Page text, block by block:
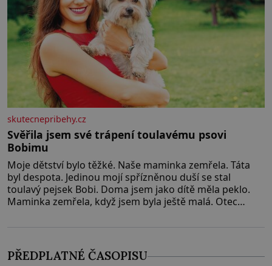
skutecnepribehy.cz
Svěřila jsem své trápení toulavému psovi
Bobimu
Moje dětství bylo těžké. Naše maminka zemřela. Táta
byl despota. Jedinou mojí spřízněnou duší se stal
toulavý pejsek Bobi. Doma jsem jako dítě měla peklo.
Maminka zemřela, když jsem byla ještě malá. Otec
PŘEDPLATNÉ ČASOPISU